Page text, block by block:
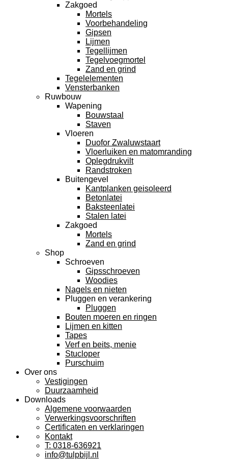
Zakgoed
Mortels
Voorbehandeling
Gipsen
Lijmen
Tegellijmen
Tegelvoegmortel
Zand en grind
Tegelelementen
Vensterbanken
Ruwbouw
Wapening
Bouwstaal
Staven
Vloeren
Duofor Zwaluwstaart
Vloerluiken en matomranding
Oplegdrukvilt
Randstroken
Buitengevel
Kantplanken geisoleerd
Betonlatei
Baksteenlatei
Stalen latei
Zakgoed
Mortels
Zand en grind
Shop
Schroeven
Gipsschroeven
Woodies
Nagels en nieten
Pluggen en verankering
Pluggen
Bouten moeren en ringen
Lijmen en kitten
Tapes
Verf en beits, menie
Stucloper
Purschuim
Over ons
Vestigingen
Duurzaamheid
Downloads
Algemene voorwaarden
Verwerkingsvoorschriften
Certificaten en verklaringen
Kontakt
T: 0318-636921
info@tulpbijl.nl